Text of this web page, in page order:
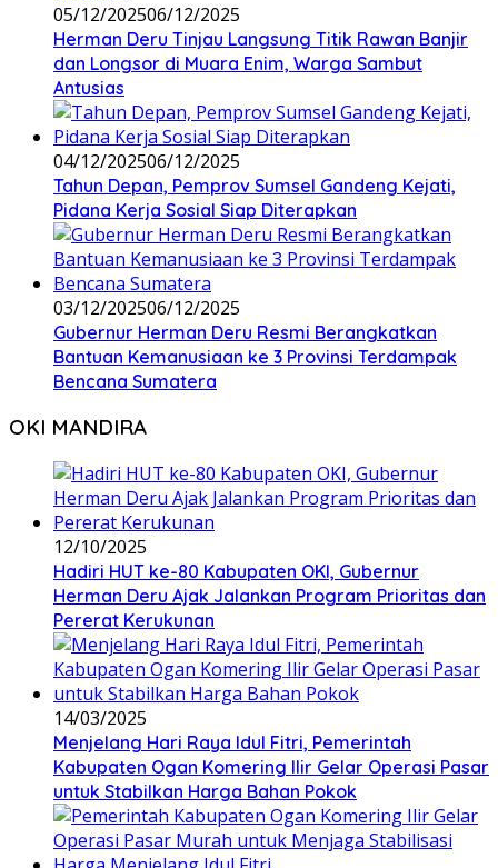
05/12/202506/12/2025
Herman Deru Tinjau Langsung Titik Rawan Banjir
dan Longsor di Muara Enim, Warga Sambut
Antusias
04/12/202506/12/2025
Tahun Depan, Pemprov Sumsel Gandeng Kejati,
Pidana Kerja Sosial Siap Diterapkan
03/12/202506/12/2025
Gubernur Herman Deru Resmi Berangkatkan
Bantuan Kemanusiaan ke 3 Provinsi Terdampak
Bencana Sumatera
OKI MANDIRA
12/10/2025
Hadiri HUT ke-80 Kabupaten OKI, Gubernur
Herman Deru Ajak Jalankan Program Prioritas dan
Pererat Kerukunan
14/03/2025
Menjelang Hari Raya Idul Fitri, Pemerintah
Kabupaten Ogan Komering Ilir Gelar Operasi Pasar
untuk Stabilkan Harga Bahan Pokok